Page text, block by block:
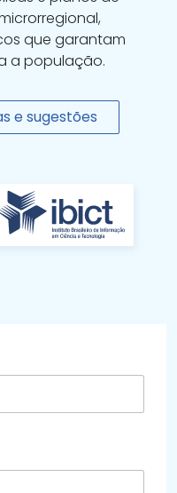
que garantam
a população.
e sugestões